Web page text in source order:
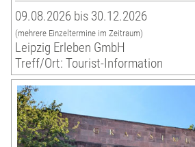
09.08.2026 bis 30.12.2026
(mehrere Einzeltermine im Zeitraum)
Leipzig Erleben GmbH
Treff/Ort: Tourist-Information